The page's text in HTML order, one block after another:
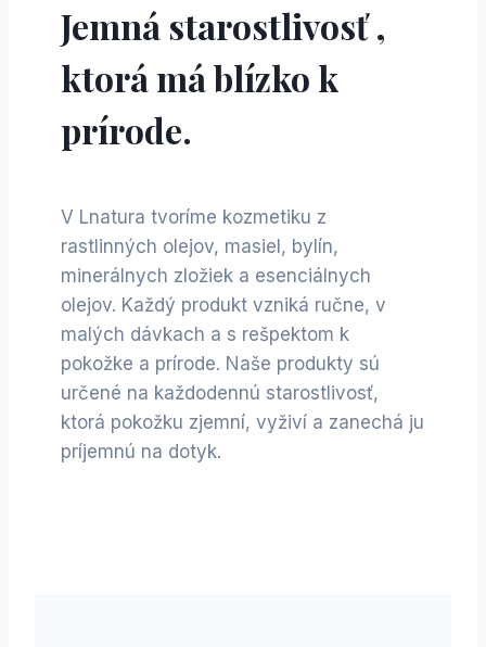
Jemná starostlivosť ,
ktorá má blízko k
prírode.
V Lnatura tvoríme kozmetiku z
rastlinných olejov, masiel, bylín,
minerálnych zložiek a esenciálnych
olejov. Každý produkt vzniká ručne, v
malých dávkach a s rešpektom k
pokožke a prírode. Naše produkty sú
určené na každodennú starostlivosť,
ktorá pokožku zjemní, vyživí a zanechá ju
príjemnú na dotyk.